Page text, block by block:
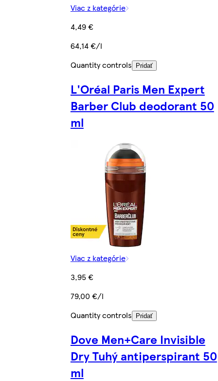
Viac z kategórie
4,49 €
64,14 €/l
Quantity controls
Pridať
L'Oréal Paris Men Expert
Barber Club deodorant 50
ml
Viac z kategórie
3,95 €
79,00 €/l
Quantity controls
Pridať
Dove Men+Care Invisible
Dry Tuhý antiperspirant 50
ml